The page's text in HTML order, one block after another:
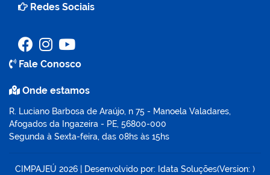
Redes Sociais
Fale Conosco
Onde estamos
R. Luciano Barbosa de Araújo, n 75 - Manoela Valadares,
Afogados da Ingazeira - PE, 56800-000
Segunda à Sexta-feira, das 08hs às 15hs
CIMPAJEÚ 2026 Desenvolvido por: Idata Soluções(Version: )